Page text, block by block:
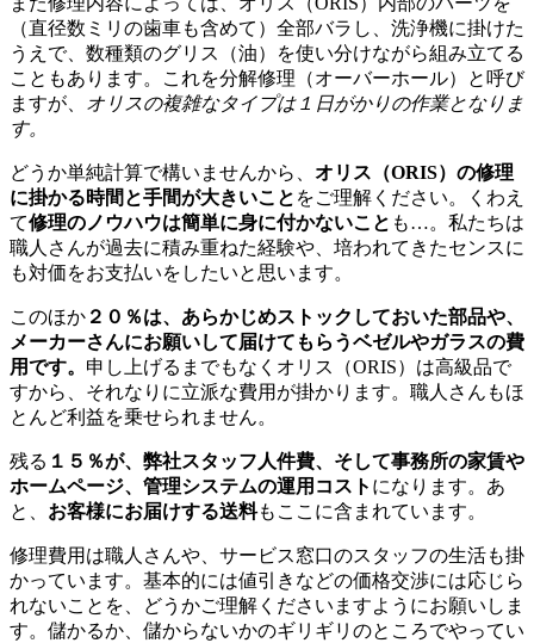
（直径数ミリの歯車も含めて）全部バラし、洗浄機に掛けた
うえで、数種類のグリス（油）を使い分けながら組み立てる
こともあります。これを分解修理（オーバーホール）と呼び
ますが、 オリスの複雑なタイプは１日がかりの作業となりま
す。
どうか単純計算で構いませんから、 オリス（ORIS）の修理
に掛かる時間と手間が大きいこと をご理解ください。くわえ
て修理のノウハウは簡単に身に付かないこと も…。私たちは
職人さんが過去に積み重ねた経験や、培われてきたセンスに
も対価をお支払いをしたいと思います。
このほか ２０％は、あらかじめストックしておいた部品や、
メーカーさんにお願いして届けてもらうベゼルやガラスの費
用です。 申し上げるまでもなくオリス（ORIS）は高級品で
すから、それなりに立派な費用が掛かります。職人さんもほ
とんど利益を乗せられません。
残る １５％が、弊社スタッフ人件費、そして事務所の家賃や
ホームページ、管理システムの運用コスト になります。あ
と、 お客様にお届けする送料もここに含まれています。
修理費用は職人さんや、サービス窓口のスタッフの生活も掛
かっています。基本的には値引きなどの価格交渉には応じら
れないことを、どうかご理解くださいますようにお願いしま
す。儲かるか、儲からないかのギリギリのところでやってい